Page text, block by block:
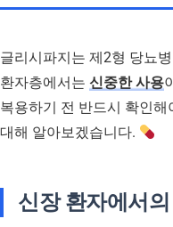
글리시파지는 제2형 당뇨
환자층에서는 신중한 사용
복용하기 전 반드시 확인해
대해 알아보겠습니다.
신장 환자에서의